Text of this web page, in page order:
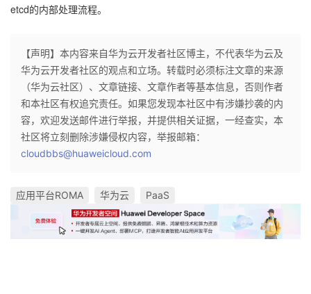
etcd的内部处理流程。
【声明】本内容来自华为云开发者社区博主，不代表华为云及
华为云开发者社区的观点和立场。转载时必须标注文章的来源
（华为云社区）、文章链接、文章作者等基本信息，否则作者
和本社区有权追究责任。如果您发现本社区中有涉嫌抄袭的内
容，欢迎发送邮件进行举报，并提供相关证据，一经查实，本
社区将立刻删除涉嫌侵权内容，举报邮箱：
cloudbbs@huaweicloud.com
应用平台ROMA 华为云 PaaS